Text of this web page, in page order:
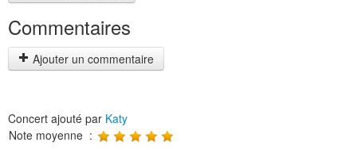
Commentaires
Ajouter un commentaire
Concert ajouté par Katy
Note moyenne :